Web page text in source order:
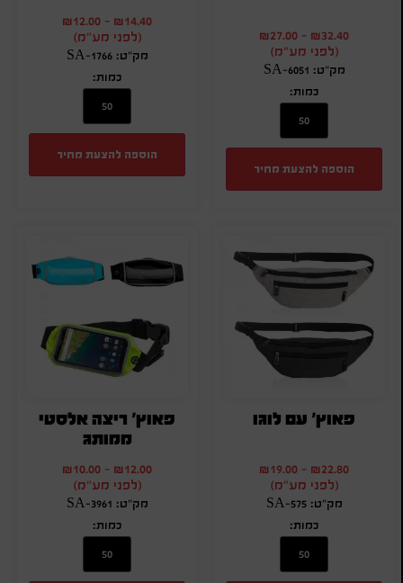
₪32.40
-
₪27.00
(לפני מע"מ)
מק"ט: SA-6051
כמות:
הוספה להצעת מחיר
₪14.40
-
₪12.00
(לפני מע"מ)
מק"ט: SA-1766
כמות:
הוספה להצעת מחיר
פאוץ' עם לוגו
₪22.80
-
₪19.00
(לפני מע"מ)
מק"ט: SA-575
כמות:
פאוץ' ריצה אלסטי
ממותג
₪12.00
-
₪10.00
(לפני מע"מ)
מק"ט: SA-3961
כמות: